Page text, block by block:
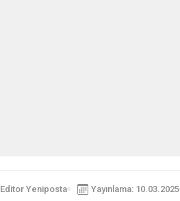
Editor Yeniposta Yayınlama: 10.03.2025